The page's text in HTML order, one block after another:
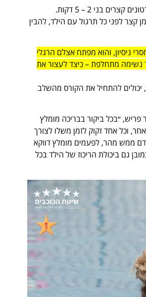
קורס שיטת הכוכבים מורכב מארבעה שלבים. בכל אחד מהם מספר שיעורים שהם בעצם סרטונים קצרים בני 2 – 5 דקות.
קצר לפני כל תרגול עם הילד, להבין
ניסיון, והוא מפתח אצלם הרגלי
נשימה מתחלפת – כיצד לעצור את
יכולים להתחיל את הקורס מהשלב
״בכל ביקור בבריכה מומלץ
וכל אחד זקוק לזמן משלו לצורך
ממש מהר, לפעמים מומלץ דווקא
גם ביכולת הריכוז של הילד בכל